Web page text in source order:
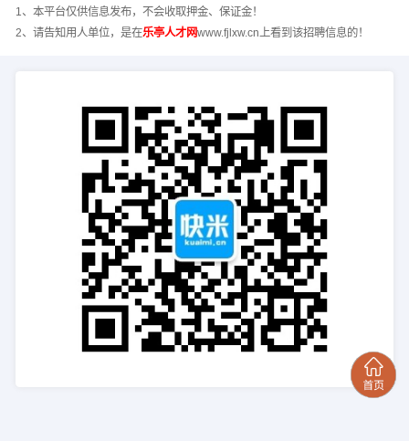
1、本平台仅供信息发布，不会收取押金、保证金！
2、请告知用人单位，是在乐亭人才网www.fjlxw.cn上看到该招聘信息的！